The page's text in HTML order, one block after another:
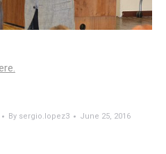
By sergio.lopez3 June 25, 2016